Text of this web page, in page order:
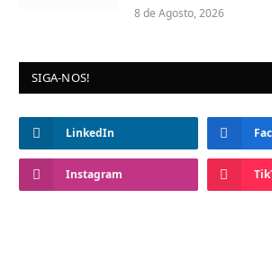
8 de Agosto, 2026
SIGA-NOS!
LinkedIn
Instagram